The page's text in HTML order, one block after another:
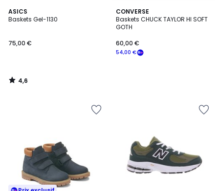
ASICS
Baskets Gel-1130
75,00 €
4,6
/ 5
4,6
/
CONVERSE
Baskets CHUCK TAYLOR HI SOFT
GOTH
54,00 €
60,00 €